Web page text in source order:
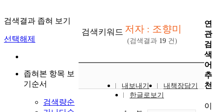
검색결과 좁혀 보기
선택해제
좁혀본 항목 보
기순서
검색량순
검색키워드 저자 : 조향미
(검색결과 19 건)
내보내기
내책장담기
한글로보기
연
관
검
색
어
추
천
이